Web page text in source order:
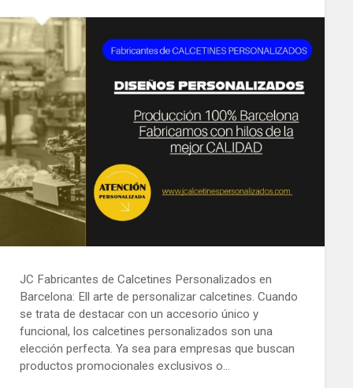
JC Fabricantes de Calcetines Personalizados en
Barcelona: Ell arte de personalizar calcetines. Cuando
se trata de destacar con un accesorio único y
funcional, los calcetines personalizados son una
elección perfecta. Ya sea para empresas que buscan
productos promocionales exclusivos o…